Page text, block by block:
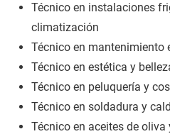
Técnico en instalaciones
climatización
Técnico en mantenimiento
Técnico en estética y
Técnico en peluquería y
Técnico en soldadura y
Técnico en aceites de oliva